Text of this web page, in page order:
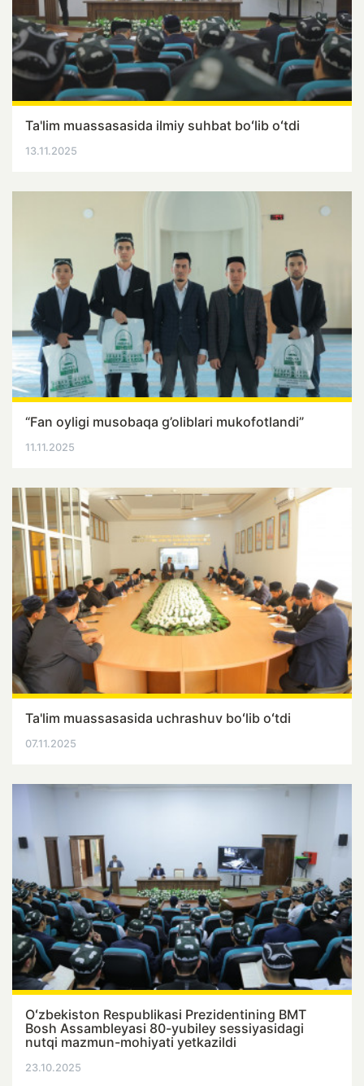
Ta'lim muassasasida ilmiy suhbat boʻlib oʻtdi
13.11.2025
“Fan oyligi musobaqa g’oliblari mukofotlandi”
11.11.2025
Ta'lim muassasasida uchrashuv boʻlib oʻtdi
07.11.2025
Oʻzbekiston Respublikasi Prezidentining BMT
Bosh Assambleyasi 80-yubiley sessiyasidagi
nutqi mazmun-mohiyati yetkazildi
23.10.2025